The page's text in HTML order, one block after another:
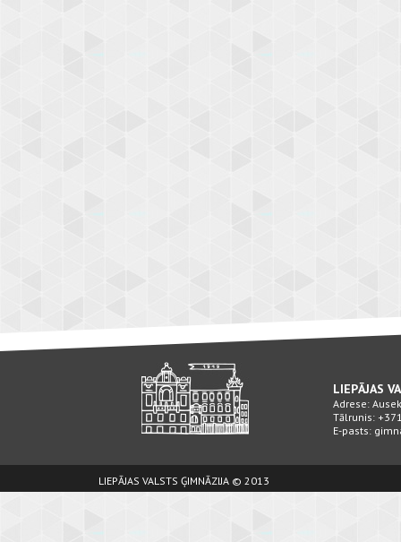
LIEPĀJAS
Adrese:
Tālrunis:
E-pasts:
LIEPĀJAS VALSTS ĢIMNĀZIJA © 2013